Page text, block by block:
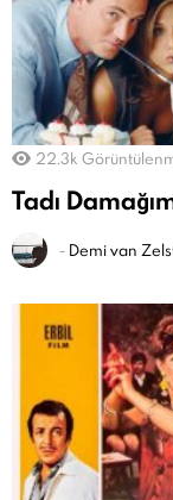
22.3k
Tadı
- Demi van